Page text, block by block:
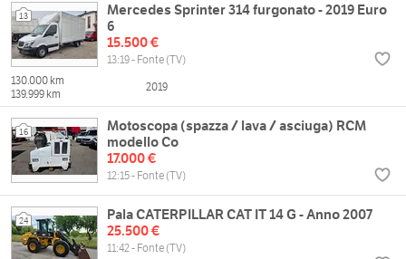
13
Mercedes Sprinter 314 furgonato - 2019 Euro
6
15.500 €
13:19 - Fonte (TV)
130.000 km
139.999 km
2019
16
Motoscopa (spazza / lava / asciuga) RCM
modello Co
17.000 €
12:15 - Fonte (TV)
24
Pala CATERPILLAR CAT IT 14 G - Anno 2007
25.500 €
11:42 - Fonte (TV)